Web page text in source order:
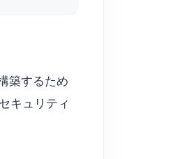
築するため
キュリティ